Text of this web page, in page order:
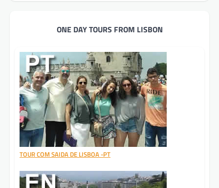
ONE DAY TOURS FROM LISBON
TOUR COM SAIDA DE LISBOA -PT